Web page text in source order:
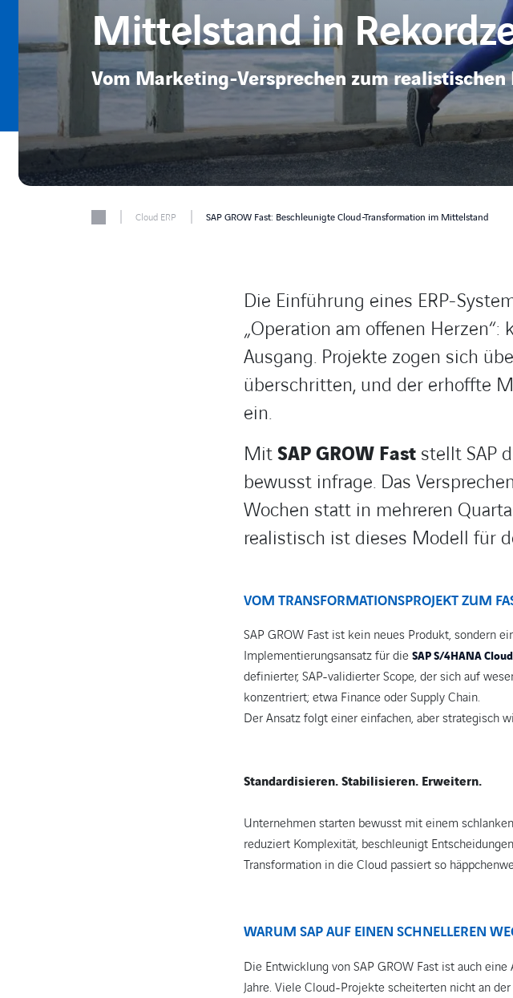
Mittelstand in
Vom Marketing-Versprechen zum
Cloud ERP SAP GROW Fast: Beschleunigte Cloud-Transformation im Mittelstand
Die Einführung eines ERP-
„Operation am offenen
Ausgang. Projekte zogen sich
überschritten, und der erhoffte
ein.
Mit SAP GROW Fast stellt SAP
bewusst infrage. Das
Wochen statt in mehreren
realistisch ist dieses Modell für
VOM TRANSFORMATIONSPROJEKT ZUM
SAP GROW Fast ist kein neues Produkt, sondern
Implementierungsansatz für die SAP S/4HANA
definierter, SAP-validierter Scope, der sich auf
konzentriert; etwa Finance oder Supply Chain.
Der Ansatz folgt einer einfachen, aber strategisch
Standardisieren. Stabilisieren. Erweitern.
Unternehmen starten bewusst mit einem
reduziert Komplexität, beschleunigt
Transformation in die Cloud passiert so
WARUM SAP AUF EINEN SCHNELLEREN
Die Entwicklung von SAP GROW Fast ist auch
Jahre. Viele Cloud-Projekte scheiterten nicht an